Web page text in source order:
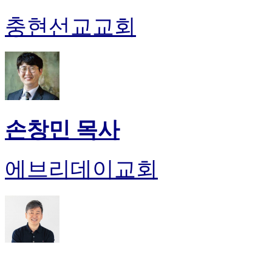
충현선교교회
손창민 목사
에브리데이교회